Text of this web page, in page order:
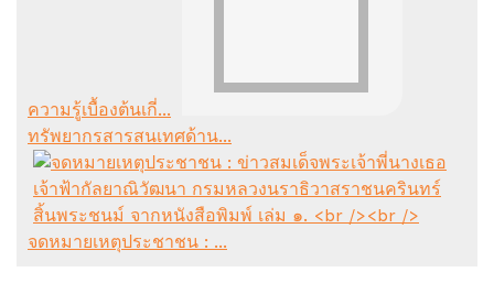
ความรู้เบื้องต้นเกี่...
ทรัพยากรสารสนเทศด้าน...
จดหมายเหตุประชาชน : ...